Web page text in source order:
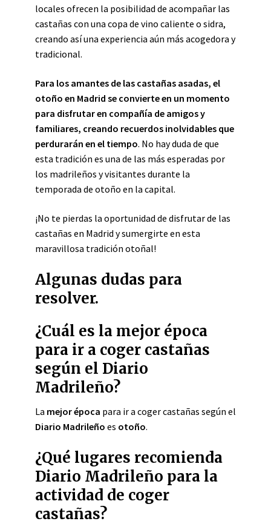
locales ofrecen la posibilidad de acompañar las
castañas con una copa de vino caliente o sidra,
creando así una experiencia aún más acogedora y
tradicional.
Para los amantes de las castañas asadas, el
otoño en Madrid se convierte en un momento
para disfrutar en compañía de amigos y
familiares, creando recuerdos inolvidables que
perdurarán en el tiempo. No hay duda de que
esta tradición es una de las más esperadas por
los madrileños y visitantes durante la
temporada de otoño en la capital.
¡No te pierdas la oportunidad de disfrutar de las
castañas en Madrid y sumergirte en esta
maravillosa tradición otoñal!
Algunas dudas para
resolver.
¿Cuál es la mejor época
para ir a coger castañas
según el Diario
Madrileño?
La mejor época para ir a coger castañas según el
Diario Madrileño es otoño.
¿Qué lugares recomienda
Diario Madrileño para la
actividad de coger
castañas?